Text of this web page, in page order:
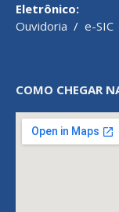
Eletrônico:
Ouvidoria / e-SIC
COMO CHEGAR